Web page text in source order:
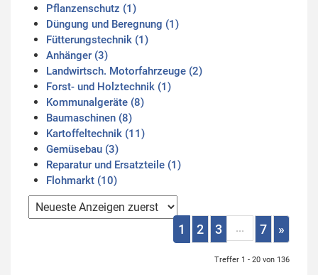
Pflanzenschutz (1)
Düngung und Beregnung (1)
Fütterungstechnik (1)
Anhänger (3)
Landwirtsch. Motorfahrzeuge (2)
Forst- und Holztechnik (1)
Kommunalgeräte (8)
Baumaschinen (8)
Kartoffeltechnik (11)
Gemüsebau (3)
Reparatur und Ersatzteile (1)
Flohmarkt (10)
1 2 3 ... 7 »
Treffer 1 - 20 von 136